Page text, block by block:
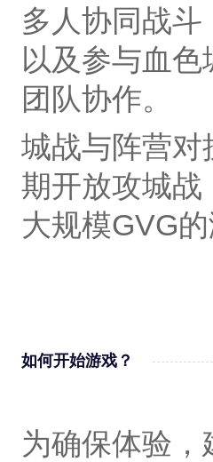
多人协同战
以及参与‌血
团队协作。
城战与阵营对
期开放‌攻城战‌
大规模GVG的
如何开始游戏？‌
为确保体验